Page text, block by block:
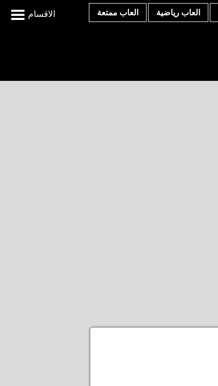
الاقسام العاب رياضية العاب ممتعة